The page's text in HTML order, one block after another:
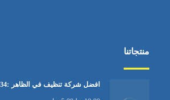
منتجاتنا
افضل شركة تنظيف في الظاهر :0568950034